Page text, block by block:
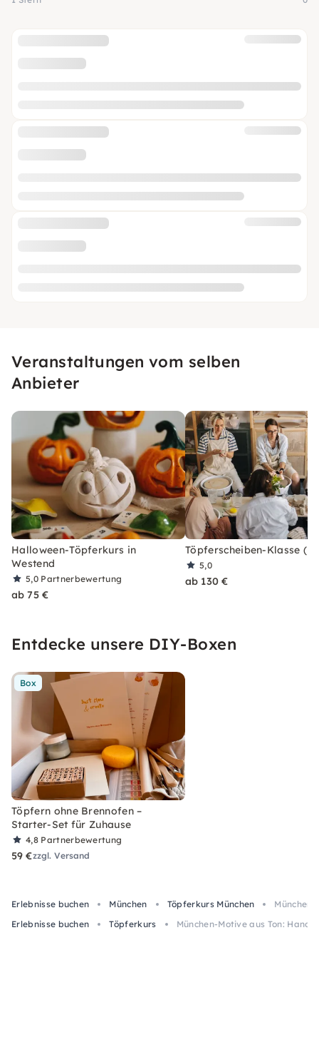
Veranstaltungen vom selben
Anbieter
Halloween-Töpferkurs in
Westend
5,0 Partnerbewertung
ab 75 €
Töpferscheiben-Klasse
5,0
ab 130 €
Entdecke unsere DIY-Boxen
Box
Töpfern ohne Brennofen –
Starter-Set für Zuhause
4,8 Partnerbewertung
59 €zzgl. Versand
Erlebnisse buchen München Töpferkurs München
Erlebnisse buchen
Töpferkurs München-Motive aus Ton: